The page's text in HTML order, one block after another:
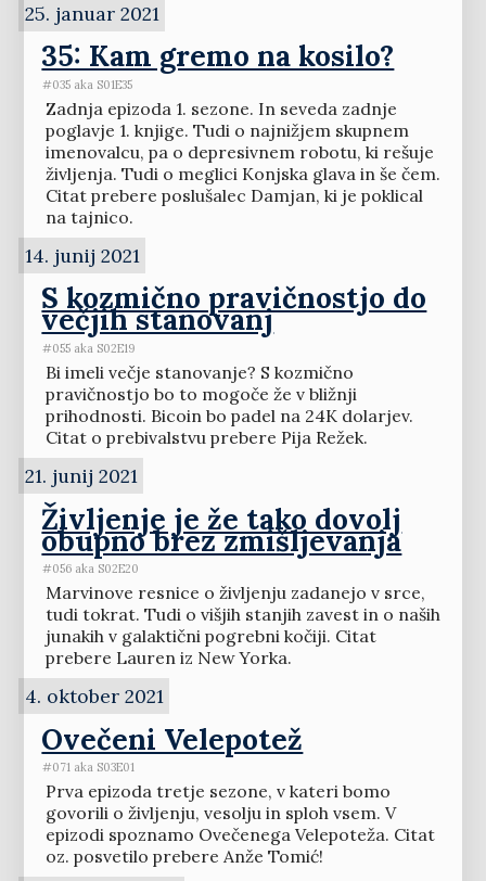
25. januar 2021
35: Kam gremo na kosilo?
#035 aka S01E35
Zadnja epizoda 1. sezone. In seveda zadnje
poglavje 1. knjige. Tudi o najnižjem skupnem
imenovalcu, pa o depresivnem robotu, ki rešuje
življenja. Tudi o meglici Konjska glava in še čem.
Citat prebere poslušalec Damjan, ki je poklical
na tajnico.
14. junij 2021
S kozmično pravičnostjo do
večjih stanovanj
#055 aka S02E19
Bi imeli večje stanovanje? S kozmično
pravičnostjo bo to mogoče že v bližnji
prihodnosti. Bicoin bo padel na 24K dolarjev.
Citat o prebivalstvu prebere Pija Režek.
21. junij 2021
Življenje je že tako dovolj
obupno brez zmišljevanja
#056 aka S02E20
Marvinove resnice o življenju zadanejo v srce,
tudi tokrat. Tudi o višjih stanjih zavest in o naših
junakih v galaktični pogrebni kočiji. Citat
prebere Lauren iz New Yorka.
4. oktober 2021
Ovečeni Velepotež
#071 aka S03E01
Prva epizoda tretje sezone, v kateri bomo
govorili o življenju, vesolju in sploh vsem. V
epizodi spoznamo Ovečenega Velepoteža. Citat
oz. posvetilo prebere Anže Tomić!